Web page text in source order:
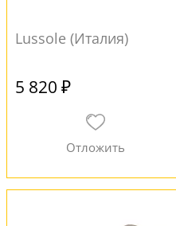
Lussole (Италия)
5 820 ₽